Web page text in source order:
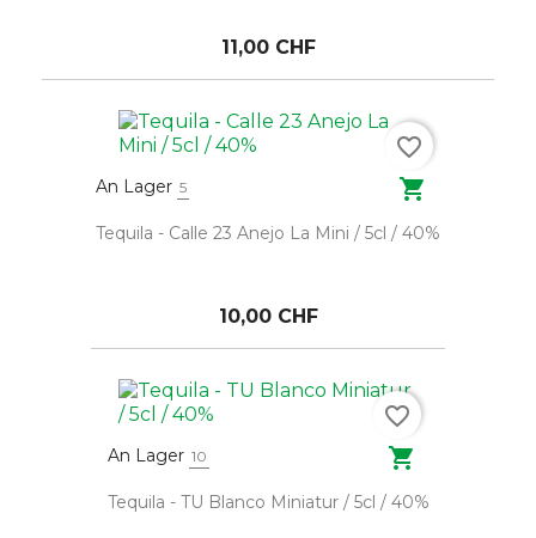
11,00 CHF
An Lager 5 
Tequila - Calle 23 Anejo La Mini / 5cl / 40%
10,00 CHF
favorite_border
An Lager 10 
Tequila - TU Blanco Miniatur / 5cl / 40%
favorite_border